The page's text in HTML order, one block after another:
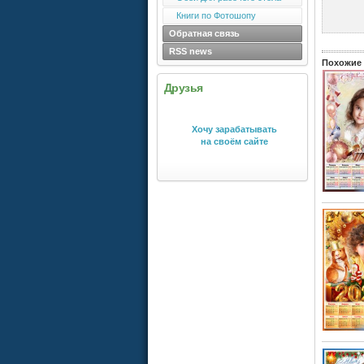
Книги по Фотошопу
Обратная связь
RSS news
Друзья
Хочу зарабатывать
на своём сайте
Похожие